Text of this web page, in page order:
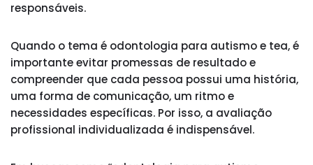
responsáveis.
Quando o tema é odontologia para autismo e tea, é
importante evitar promessas de resultado e
compreender que cada pessoa possui uma história,
uma forma de comunicação, um ritmo e
necessidades específicas. Por isso, a avaliação
profissional individualizada é indispensável.